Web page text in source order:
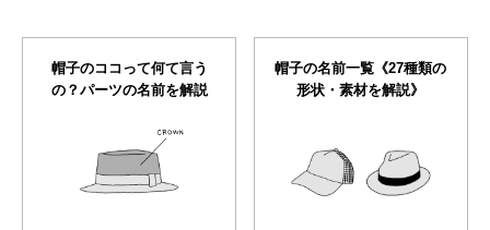
帽子のココって何て言う
の？パーツの名前を解説
帽子の名前一覧《27種類の
形状・素材を解説》